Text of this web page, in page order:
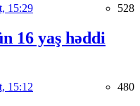
15:29 528
16 yaş həddi
15:12 480